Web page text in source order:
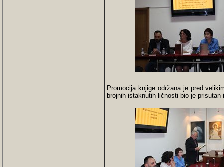
Promocija knjige održana je pred
brojnih istaknutih ličnosti bio je